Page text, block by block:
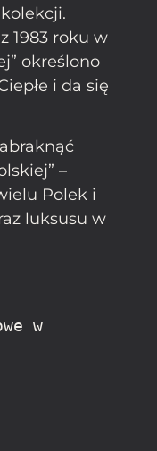
1983 roku w
określono
i da się
–
Polek i
luksusu w
w